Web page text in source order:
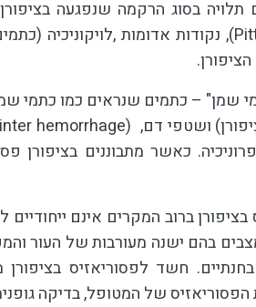
תלויה בסוג הרקמה שנפגעה
), נקודות אדומות ,לויקוניכיה
שמן" – כתמים שנראים כמו כתמי
ושטפי דם, hemorrhage)
כאשר מתבוננים
ברוב המקרים אינם
בהם ישנה מעורבות של העור
חשד לפסוריאזיס
של המטופל, בדיקה